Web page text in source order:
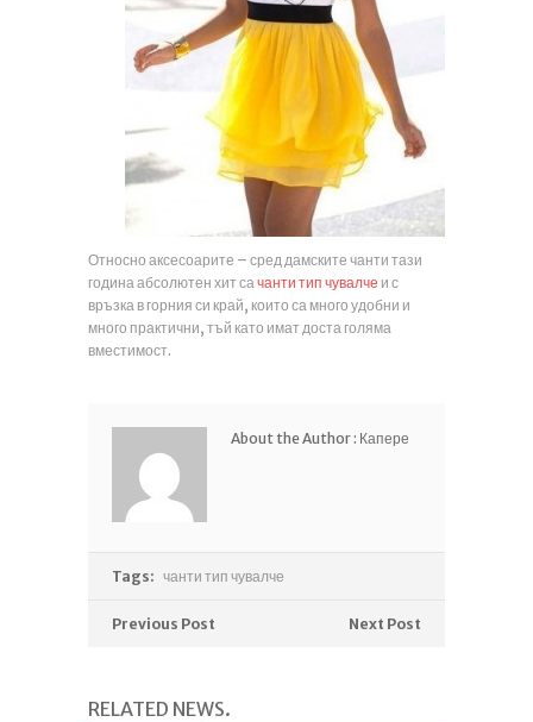
Относно аксесоарите – сред дамските чанти тази
година абсолютен хит сачанти тип чувалче и с
връзка в горния си край, които са много удобни и
много практични, тъй като имат доста голяма
вместимост.
About the Author : Капере
Tags: чанти тип чувалче
Previous Post Next Post
RELATED NEWS.